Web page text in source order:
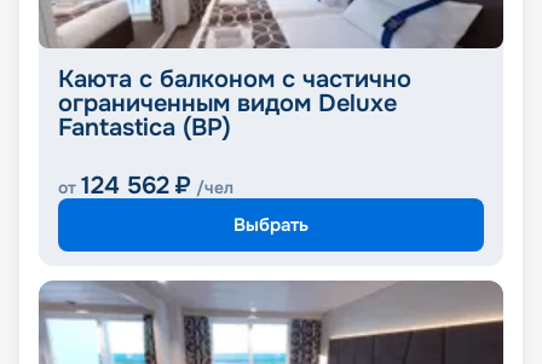
Каюта с балконом с частично
ограниченным видом Deluxe
Fantastica (BP)
от 124 562 ₽ /чел
Выбрать